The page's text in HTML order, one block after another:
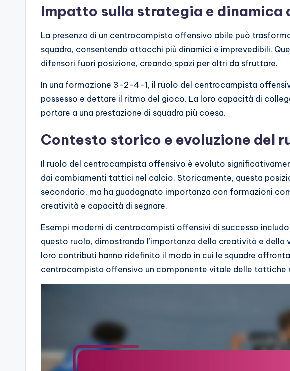
Impatto sulla strategia e dinamica
La presenza di un centrocampista offensivo abile può
squadra, consentendo attacchi più dinamici e imprevedibili.
difensori fuori posizione, creando spazi per altri da sfruttare.
In una formazione 3-2-4-1, il ruolo del centrocampista
possesso e dettare il ritmo del gioco. La loro capacità di
portare a una prestazione di squadra più coesa.
Contesto storico e evoluzione del
Il ruolo del centrocampista offensivo è evoluto
dai cambiamenti tattici nel calcio. Storicamente, questa
secondario, ma ha guadagnato importanza con formazioni
creatività e capacità di segnare.
Esempi moderni di centrocampisti offensivi di successo
questo ruolo, dimostrando l’importanza della creatività e
loro contributi hanno ridefinito il modo in cui le squadre
centrocampista offensivo un componente vitale delle tattiche